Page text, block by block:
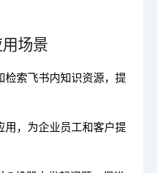
场景
索飞书内知识资源，提
，为企业员工和客户提